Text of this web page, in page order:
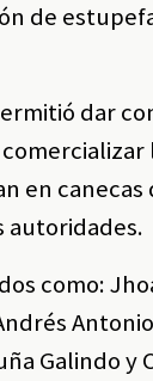
de
dar
en
autoridades.
como:
Galindo y